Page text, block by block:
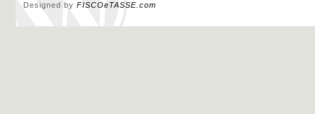
Designed by FISCOeTASSE.com